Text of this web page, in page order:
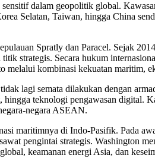
dalam geopolitik global.
Selatan, Taiwan, hingga China
Spratly dan Paracel. Sejak
strategis. Secara hukum
melalui kombinasi kekuatan maritim,
lagi semata dilakukan dengan
teknologi pengawasan digital.
negara ASEAN.
maritimnya di Indo-Pasifik. Pada
pengintai strategis. Washington
keamanan energi Asia, dan